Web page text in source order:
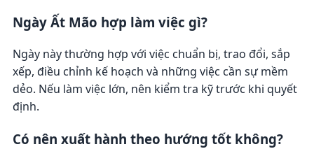
Ngày Ất Mão hợp làm việc gì?
Ngày này thường hợp với việc chuẩn bị, trao đổi, sắp
xếp, điều chỉnh kế hoạch và những việc cần sự mềm
dẻo. Nếu làm việc lớn, nên kiểm tra kỹ trước khi quyết
định.
Có nên xuất hành theo hướng tốt không?